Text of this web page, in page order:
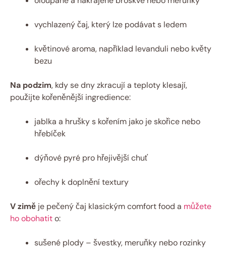
vychlazený čaj, který lze podávat s ledem
květinové aroma, například levanduli nebo květy
bezu
Na podzim, kdy se dny zkracují a teploty klesají,
použijte kořeněnější ingredience:
jablka a hrušky s kořením jako je skořice nebo
hřebíček
dýňové pyré pro hřejivější chuť
ořechy k doplnění textury
V zimě je pečený čaj klasickým comfort food a můžete
ho obohatito:
sušené plody – švestky, meruňky nebo rozinky